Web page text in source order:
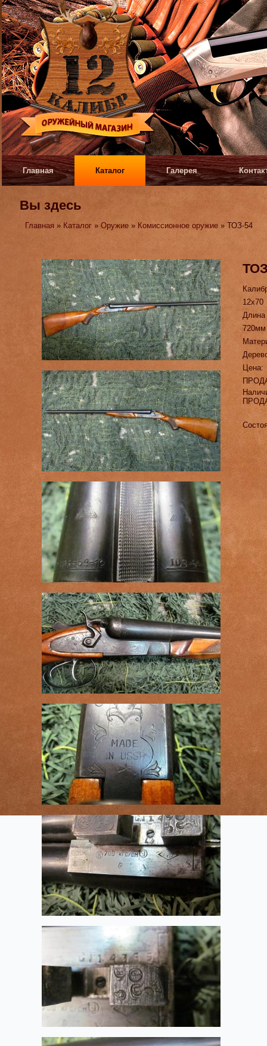
Главная Каталог Галерея
Вы здесь
Главная » Каталог »Оружие » Комиссионное оружие » ТОЗ-54
12х70
720мм
Цена: